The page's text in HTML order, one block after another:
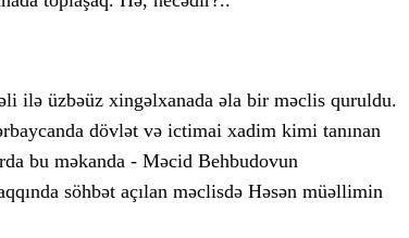
ilə üzbəüz xingəlxanada əla bir məclis quruldu.
dövlət və ictimai xadim kimi tanınan
bu məkanda - Məcid Behbudovun
söhbət açılan məclisdə Həsən müəllimin